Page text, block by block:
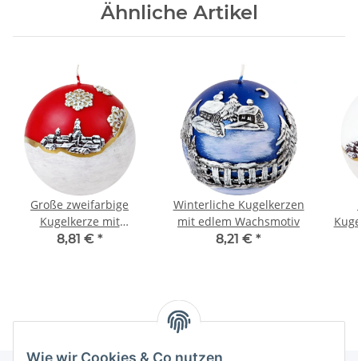
Ähnliche Artikel
Große zweifarbige
Kugelkerze mit
Weihnachtsmotiv im
8,81 € *
Winterliche Kugelkerzen
mit edlem Wachsmotiv
8,21 € *